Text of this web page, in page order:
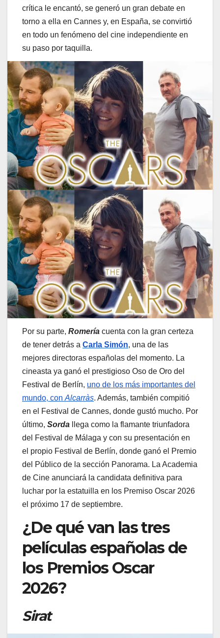
crítica le encantó, se generó un gran debate en
torno a ella en Cannes y, en España, se convirtió
en todo un fenómeno del cine independiente en
su paso por taquilla.
Por su parte, Romería cuenta con la gran certeza
de tener detrás a Carla Simón, una de las
mejores directoras españolas del momento. La
cineasta ya ganó el prestigioso Oso de Oro del
Festival de Berlín, uno de los más importantes del
mundo, con Alcarràs. Además, también compitió
en el Festival de Cannes, donde gustó mucho. Por
último, Sorda llega como la flamante triunfadora
del Festival de Málaga y con su presentación en
el propio Festival de Berlín, donde ganó el Premio
del Público de la sección Panorama. La Academia
de Cine anunciará la candidata definitiva para
luchar por la estatuilla en los Premiso Oscar 2026
el próximo 17 de septiembre.
¿De qué van las tres
películas españolas de
los Premios Oscar
2026?
Sirat